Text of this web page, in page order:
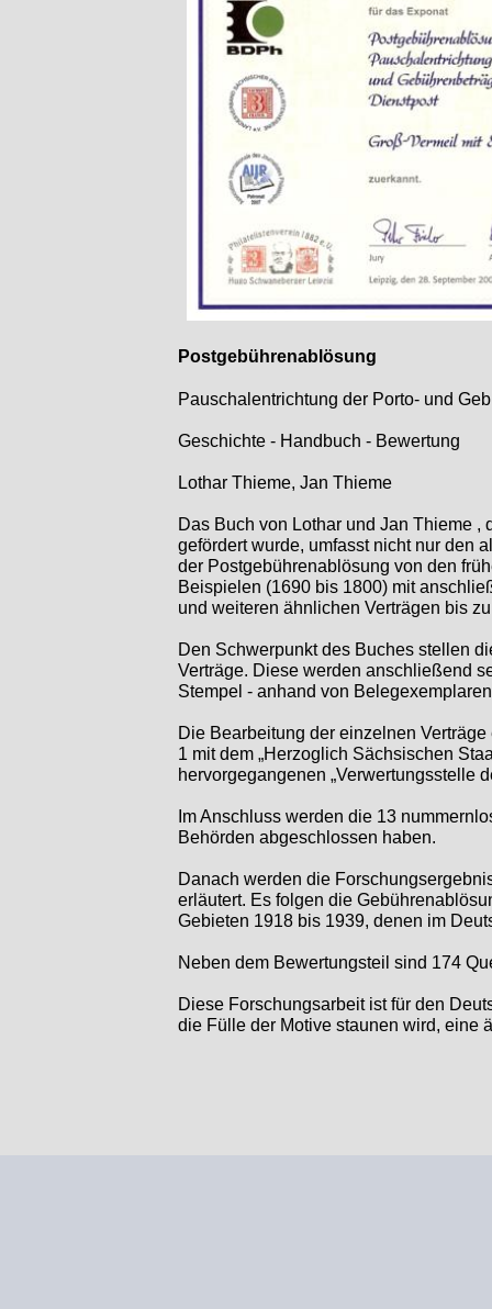
Postgebührenablösung
Pauschalentrichtung der Porto- und
Geschichte - Handbuch - Bewertung
Lothar Thieme, Jan Thieme
Das Buch von Lothar und Jan Thieme ,
gefördert wurde, umfasst nicht nur den
der Postgebührenablösung von den
Beispielen (1690 bis 1800) mit
und weiteren ähnlichen Verträgen bis
Den Schwerpunkt des Buches stellen
Verträge. Diese werden anschließend
Stempel - anhand von
Die Bearbeitung der einzelnen
1 mit dem „Herzoglich Sächsischen
hervorgegangenen „Verwertungsstelle
Im Anschluss werden die 13
Behörden abgeschlossen haben.
Danach werden die
erläutert. Es folgen die
Gebieten 1918 bis 1939, denen im
Neben dem Bewertungsteil sind 174
Diese Forschungsarbeit ist für den
die Fülle der Motive staunen wird, eine